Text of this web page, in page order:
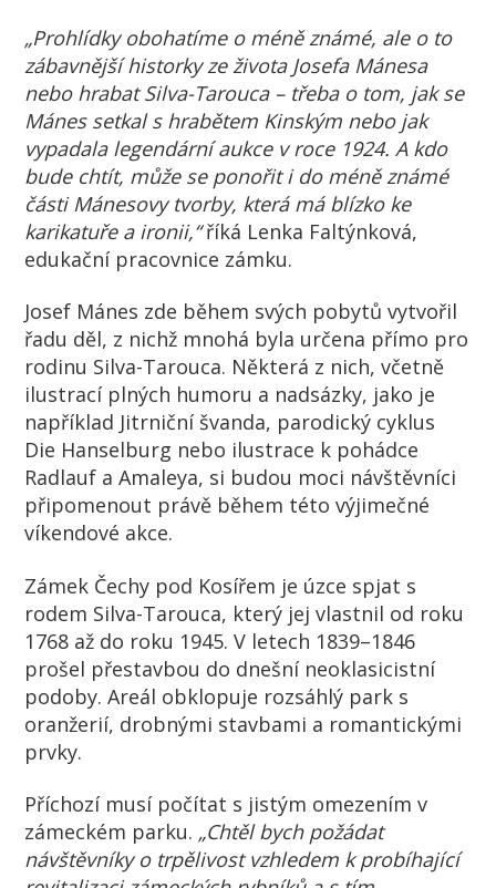
„Prohlídky obohatíme o méně známé, ale o to
zábavnější historky ze života Josefa Mánesa
nebo hrabat Silva-Tarouca – třeba o tom, jak se
Mánes setkal s hrabětem Kinským nebo jak
vypadala legendární aukce v roce 1924. A kdo
bude chtít, může se ponořit i do méně známé
části Mánesovy tvorby, která má blízko ke
karikatuře a ironii,“říká Lenka Faltýnková,
edukační pracovnice zámku.
Josef Mánes zde během svých pobytů vytvořil
řadu děl, z nichž mnohá byla určena přímo pro
rodinu Silva-Tarouca. Některá z nich, včetně
ilustrací plných humoru a nadsázky, jako je
například Jitrniční švanda, parodický cyklus
Die Hanselburg nebo ilustrace k pohádce
Radlauf a Amaleya, si budou moci návštěvníci
připomenout právě během této výjimečné
víkendové akce.
Zámek Čechy pod Kosířem je úzce spjat s
rodem Silva-Tarouca, který jej vlastnil od roku
1768 až do roku 1945. V letech 1839–1846
prošel přestavbou do dnešní neoklasicistní
podoby. Areál obklopuje rozsáhlý park s
oranžerií, drobnými stavbami a romantickými
prvky.
Příchozí musí počítat s jistým omezením v
zámeckém parku. „Chtěl bych požádat
návštěvníky o trpělivost vzhledem k probíhající